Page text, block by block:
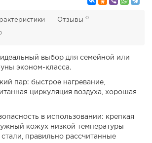
Отзывы 0
выбор для семейной или
эконом-класса.
пар: быстрое нагревание,
циркуляция воздуха, хорошая
в использовании: крепкая
кожух низкой температуры
правильно рассчитанные